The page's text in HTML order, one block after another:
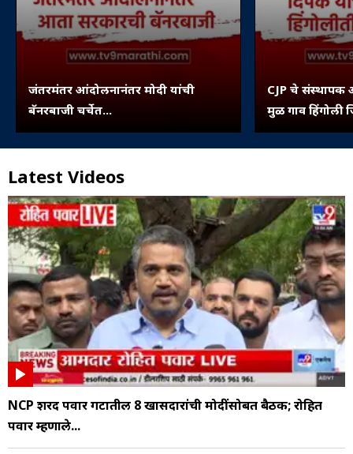
जंतरमंतर आंदोलनानंतर मोदी यांची
बॅनरबाजी चर्चेत...
CJP चे संस्थापक
मुळ गाव हिंगोली
पिंपरी...
Latest Videos
NCP शरद पवार गटातील 8 खासदारांची मोदींसोबत बैठक; रोहित
पवार म्हणाले...